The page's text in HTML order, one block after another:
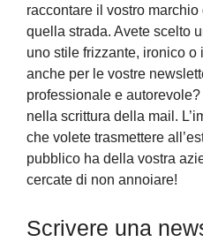
raccontare il vostro
quella strada. Avete scelto
uno stile frizzante, ironico
anche per le vostre
professionale e
nella scrittura della mail.
che volete trasmettere
pubblico ha della vostra
cercate di non annoiare!
Scrivere una